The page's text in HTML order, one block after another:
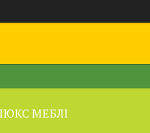
МЕБЛІ